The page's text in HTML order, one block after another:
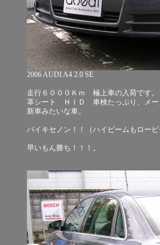
2006 AUDI A4 2.0 SE
走行６０００Ｋｍ 極上車の入荷です。
革シート ＨＩＤ 車検たっぷり、メー
新車みたいな車。
バイキセノン！！（ハイビームもロー
早いもん勝ち！！！。